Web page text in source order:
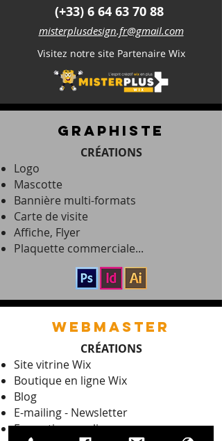
(+33) 6 64 63 70 88
misterplusdesign.fr@gmail.com
Visitez notre site Partenaire Wix
graphiste
CRÉATIONS
Logo
Mascotte
Bannière multi-formats
Carte de visite
Affiche, Flyer
Plaquette commerciale...
webmaster
CRÉATIONS
Site vitrine Wix
Boutique en ligne Wix
Blog
E-mailing - Newsletter
Formations en ligne